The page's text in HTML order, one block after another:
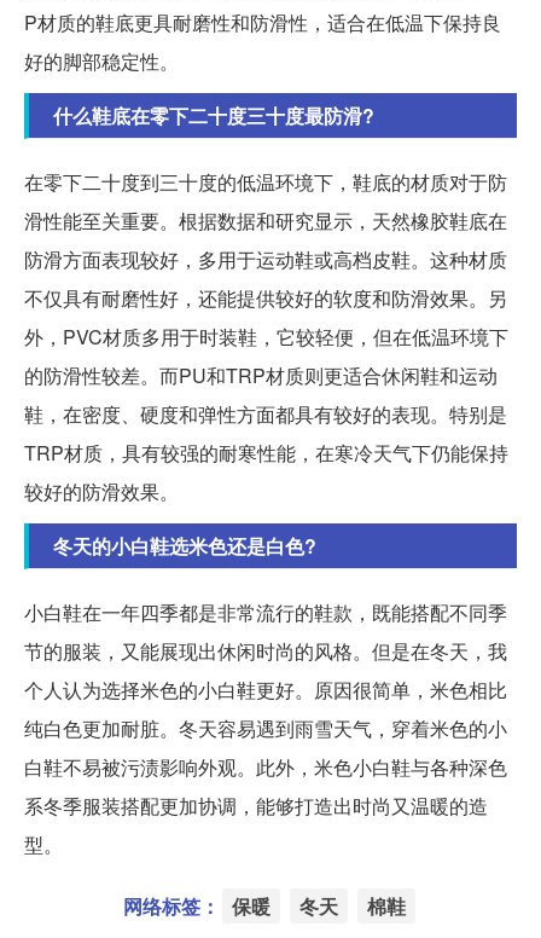
P材质的鞋底更具耐磨性和防滑性，适合在低温下保持良
好的脚部稳定性。
什么鞋底在零下二十度三十度最防滑?
在零下二十度到三十度的低温环境下，鞋底的材质对于防
滑性能至关重要。根据数据和研究显示，天然橡胶鞋底在
防滑方面表现较好，多用于运动鞋或高档皮鞋。这种材质
不仅具有耐磨性好，还能提供较好的软度和防滑效果。另
外，PVC材质多用于时装鞋，它较轻便，但在低温环境下
的防滑性较差。而PU和TRP材质则更适合休闲鞋和运动
鞋，在密度、硬度和弹性方面都具有较好的表现。特别是
TRP材质，具有较强的耐寒性能，在寒冷天气下仍能保持
较好的防滑效果。
冬天的小白鞋选米色还是白色?
小白鞋在一年四季都是非常流行的鞋款，既能搭配不同季
节的服装，又能展现出休闲时尚的风格。但是在冬天，我
个人认为选择米色的小白鞋更好。原因很简单，米色相比
纯白色更加耐脏。冬天容易遇到雨雪天气，穿着米色的小
白鞋不易被污渍影响外观。此外，米色小白鞋与各种深色
系冬季服装搭配更加协调，能够打造出时尚又温暖的造
型。
网络标签： 保暖 冬天 棉鞋